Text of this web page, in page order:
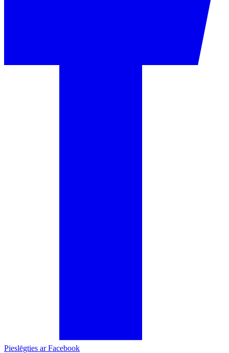
Pieslēgties ar Facebook